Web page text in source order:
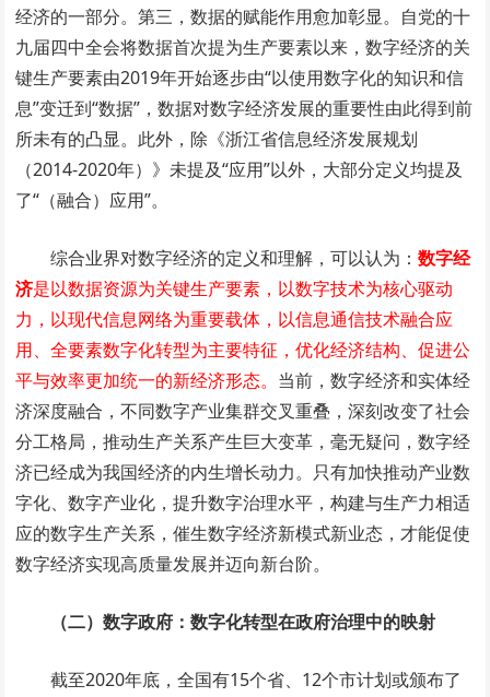
经济的一部分。第三，数据的赋能作用愈加彰显。自党的十
九届四中全会将数据首次提为生产要素以来，数字经济的关
键生产要素由2019年开始逐步由“以使用数字化的知识和信
息”变迁到“数据”，数据对数字经济发展的重要性由此得到前
所未有的凸显。此外，除《浙江省信息经济发展规划
（2014-2020年）》未提及“应用”以外，大部分定义均提及
了“（融合）应用”。
综合业界对数字经济的定义和理解，可以认为：数字经
济是以数据资源为关键生产要素，以数字技术为核心驱动
力，以现代信息网络为重要载体，以信息通信技术融合应
用、全要素数字化转型为主要特征，优化经济结构、促进公
平与效率更加统一的新经济形态。 当前，数字经济和实体经
济深度融合，不同数字产业集群交叉重叠，深刻改变了社会
分工格局，推动生产关系产生巨大变革，毫无疑问，数字经
济已经成为我国经济的内生增长动力。只有加快推动产业数
字化、数字产业化，提升数字治理水平，构建与生产力相适
应的数字生产关系，催生数字经济新模式新业态，才能促使
数字经济实现高质量发展并迈向新台阶。
（二）数字政府：数字化转型在政府治理中的映射
截至2020年底，全国有15个省、12个市计划或颁布了